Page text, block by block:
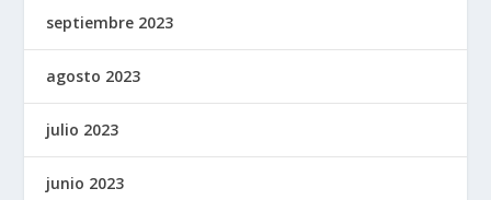
septiembre 2023
agosto 2023
julio 2023
junio 2023